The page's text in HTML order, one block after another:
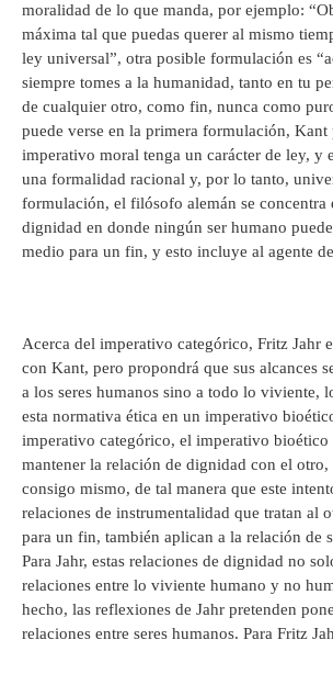
moralidad de lo que manda, por ejemplo:
máxima tal que puedas querer al mismo
ley universal”, otra posible formulación es
siempre tomes a la humanidad, tanto en tu
de cualquier otro, como fin, nunca como
puede verse en la primera formulación, Kant
imperativo moral tenga un carácter de ley, y
una formalidad racional y, por lo tanto,
formulación, el filósofo alemán se concentra
dignidad en donde ningún ser humano
medio para un fin, y esto incluye al agente
Acerca del imperativo categórico, Fritz Jahr
con Kant, pero propondrá que sus alcances
a los seres humanos sino a todo lo viviente,
esta normativa ética en un imperativo
imperativo categórico, el imperativo bioético
mantener la relación de dignidad con el
consigo mismo, de tal manera que este
relaciones de instrumentalidad que tratan al
para un fin, también aplican a la relación de
Para Jahr, estas relaciones de dignidad no
relaciones entre lo viviente humano y no
hecho, las reflexiones de Jahr pretenden
relaciones entre seres humanos. Para Fritz